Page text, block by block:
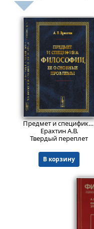
1344₽
Предмет и специфика философии, ее основные проблемы
Ерахтин А.В.
Твердый переплет
В корзину